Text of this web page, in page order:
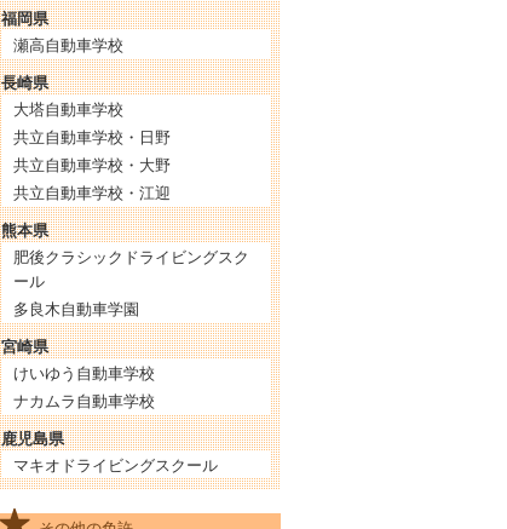
福岡県
瀬高自動車学校
長崎県
大塔自動車学校
共立自動車学校・日野
共立自動車学校・大野
共立自動車学校・江迎
熊本県
肥後クラシックドライビングスク
ール
多良木自動車学園
宮崎県
けいゆう自動車学校
ナカムラ自動車学校
鹿児島県
マキオドライビングスクール